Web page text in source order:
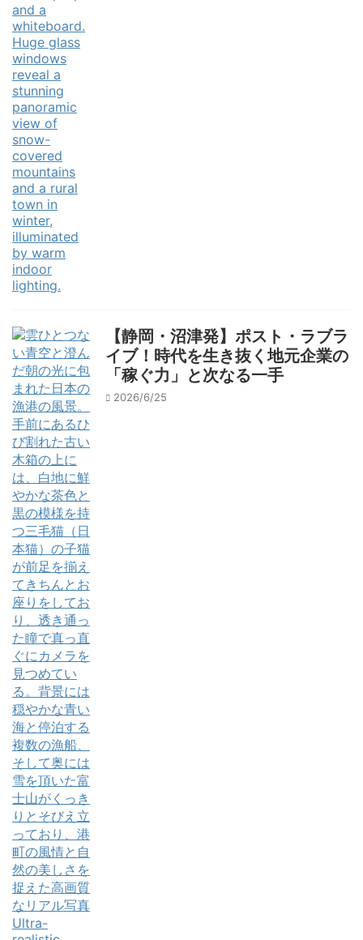
【静岡・沼津発】ポスト・ラブラ
イブ！時代を生き抜く地元企業の
「稼ぐ力」と次なる一手
2026/6/25